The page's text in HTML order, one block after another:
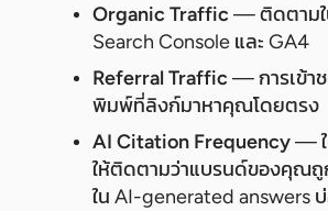
Organic Traffic — ติดตามใ
Search Console และ GA4
Referral Traffic — การเข้า
พิมพ์ที่ลิงก์มาหาคุณโดยตรง
AI Citation Frequency—
ให้ติดตามว่าแบรนด์ของคุณถู
ใน AI-generated answers